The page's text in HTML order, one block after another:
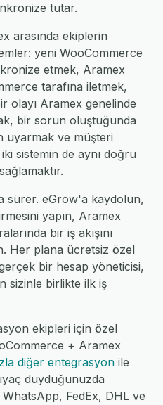
tutar.
arasında ekiplerin
yeni WooCommerce
etmek, Aramex
tarafına iletmek,
olayı Aramex genelinde
bir sorun oluştuğunda
uyarmak ve müşteri
sistemin de aynı doğru
sürer. eGrow'a kaydolun,
yapın, Aramex
bir iş akışını
Her plana ücretsiz özel
bir hesap yöneticisi,
sizinle birlikte ilk iş
ekipleri için özel
+ Aramex
diğer entegrasyon ile
duyduğunuzda
FedEx, DHL ve